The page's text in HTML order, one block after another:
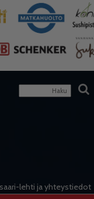
lehti ja yhteystiedot